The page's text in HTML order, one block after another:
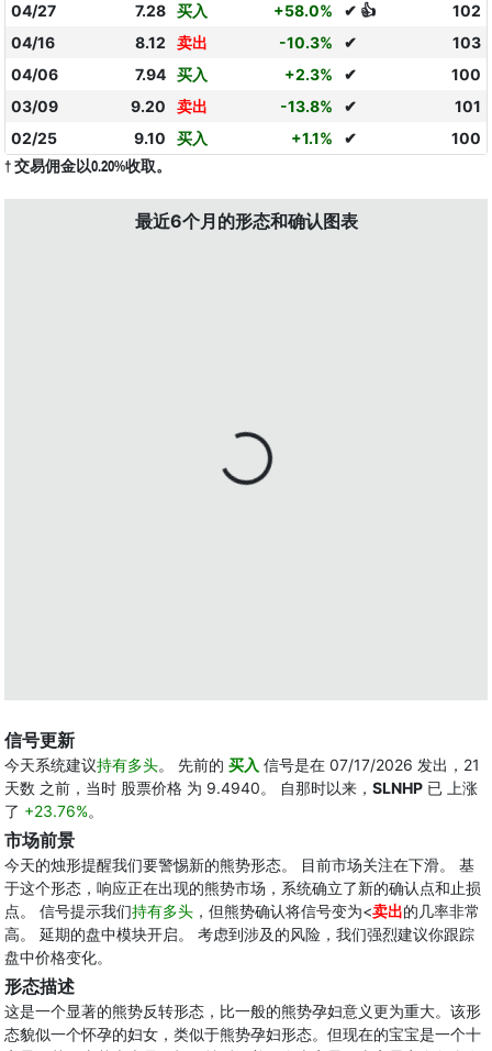
04/27
7.28 买入 +58.0% ✔ 👍
102
04/16
8.12 卖出 -10.3% ✔
103
04/06
7.94 买入 +2.3% ✔
100
03/09
9.20 卖出 -13.8% ✔
101
02/25
9.10 买入 +1.1% ✔ 100
† 交易佣金以0.20%收取。
最近6个月的形态和确认图表
信号更新
今天系统建议持有多头。 先前的 买入 信号是在 07/17/2026 发出，21
天数 之前，当时 股票价格 为 9.4940。 自那时以来， SLNHP 已 上涨
了 +23.76%。
市场前景
今天的烛形提醒我们要警惕新的熊势形态。 目前市场关注在下滑。 基
于这个形态，响应正在出现的熊势市场，系统确立了新的确认点和止损
点。 信号提示我们持有多头 ，但熊势确认将信号变为<卖出的几率非常
高。 延期的盘中模块开启。 考虑到涉及的风险，我们强烈建议你跟踪
盘中价格变化。
形态描述
这是一个显著的熊势反转形态，比一般的熊势孕妇意义更为重大。该形
态貌似一个怀孕的妇女，类似于熊势孕妇形态。但现在的宝宝是一个十